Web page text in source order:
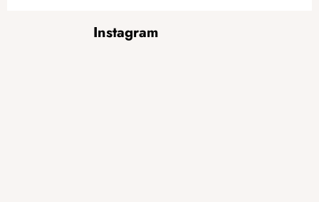
Instagram